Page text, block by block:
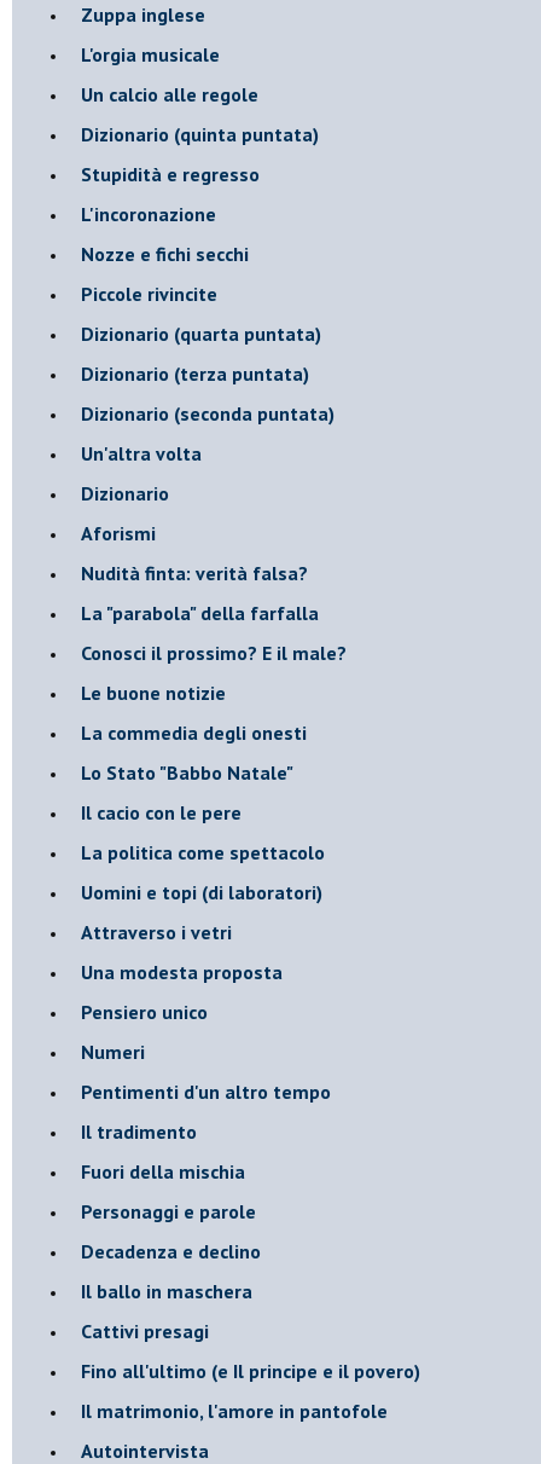
Zuppa inglese
L'orgia musicale
Un calcio alle regole
Dizionario (quinta puntata)
Stupidità e regresso
L'incoronazione
Nozze e fichi secchi
Piccole rivincite
​Dizionario (quarta puntata)
​Dizionario (terza puntata)
​Dizionario (seconda puntata)
Un'altra volta
Dizionario
Aforismi
Nudità finta: verità falsa?
La "parabola" della farfalla
Conosci il prossimo? E il male?
Le buone notizie
La commedia degli onesti
Lo Stato "Babbo Natale"
Il cacio con le pere
La politica come spettacolo
Uomini e topi (di laboratori)
Attraverso i vetri
Una modesta proposta
Pensiero unico
Numeri
Pentimenti d'un altro tempo
Il tradimento
Fuori della mischia
Personaggi e parole
Decadenza e declino
Il ballo in maschera
Cattivi presagi
Fino all'ultimo (e Il principe e il povero)
Il matrimonio, l'amore in pantofole
Autointervista